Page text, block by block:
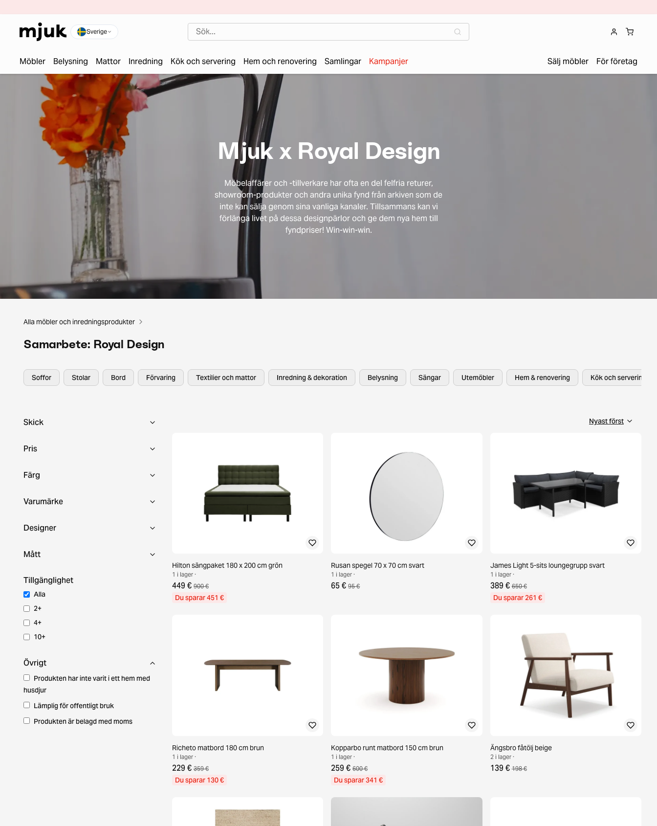
Sverige
Möbler Belysning Mattor Inredning Kök och servering Hem och renovering Samlingar Kampanjer Sälj möbler För företag
Mjuk x Royal Design
Möbelaffärer och -tillverkare har ofta en del felfria returer,
showroom-produkter och andra unika fynd från arkiven som de
inte kan sälja genom sina vanliga kanaler. Tillsammans kan vi
förlänga livet på dessa designpärlor och ge dem nya hem till
fyndpriser! Win-win-win.
Alla möbler och inredningsprodukter
Samarbete: Royal Design
Soffor Stolar Bord Förvaring Textilier och mattor Inredning & dekoration Belysning Sängar Utemöbler Hem & renovering Kök och servering
Skick
Pris
Färg
Varumärke
Designer
Mått
Tillgänglighet
Alla
2+
4+
10+
Övrigt
Produkten har inte varit i ett hem med
husdjur
Lämplig för offentligt bruk
Produkten är belagd med moms
Hilton sängpaket 180 x 200 cm grön
1 i lager ·
449 € 900 €
Du sparar 451 €
Rusan spegel 70 x 70 cm svart
1 i lager ·
65 € 95 €
James Light 5-sits loungegrupp svart
1 i lager ·
389 € 650 €
Du sparar 261 €
Richeto matbord 180 cm brun
1 i lager ·
229 € 359 €
Du sparar 130 €
Kopparbo runt matbord 150 cm brun
1 i lager ·
259 € 600 €
Du sparar 341 €
Ängsbro fåtölj beige
2 i lager ·
139 € 198 €